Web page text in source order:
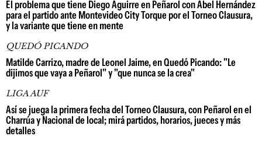
El problema que tiene Diego Aguirre en Peñarol con Abel Hernández
para el partido ante Montevideo City Torque por el Torneo Clausura,
y la variante que tiene en mente
QUEDÓ PICANDO
Matilde Carrizo, madre de Leonel Jaime, en Quedó Picando: "Le
dijimos que vaya a Peñarol" y "que nunca se la crea"
LIGA AUF
Así se juega la primera fecha del Torneo Clausura, con Peñarol en el
Charrúa y Nacional de local; mirá partidos, horarios, jueces y más
detalles